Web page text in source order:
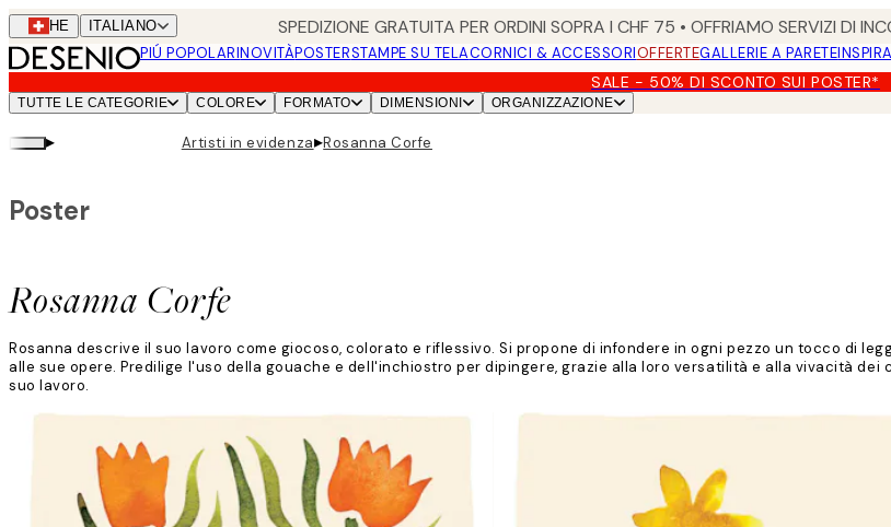
Skip
to
main
content.
CHE ITALIANO SPEDIZIONE GRATUITA PER ORDINI SOPRA I CHF 75 • OFFRIAMO SERVIZI DI
PIÚ POPOLARINOVITÀPOSTERSTAMPE SU TELACORNICI & ACCESSORIOFFERTEGALLERIE A PARETE
SALE - 50% DI SCONTO SUI POSTER*
TUTTE LE CATEGORIE COLORE FORMATO DIMENSIONI ORGANIZZAZIONE
▸ Artisti in evidenza▸Rosanna Corfe
Rosanna Corfe
Poster
Rosanna descrive il suo lavoro come giocoso, colorato e riflessivo. Si propone di infondere in ogni pezzo un tocco di
alle sue opere. Predilige l'uso della gouache e dell'inchiostro per dipingere, grazie alla loro versatilità e alla vivacità
suo lavoro.